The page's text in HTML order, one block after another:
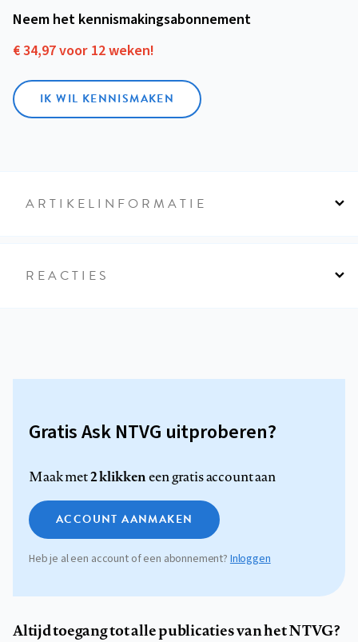
Neem het kennismakings­abonnement
€ 34,97 voor 12 weken!
IK WIL KENNISMAKEN
ARTIKELINFORMATIE
REACTIES
Gratis Ask NTVG uitproberen?
Maak met2 klikkeneen gratis account aan
ACCOUNT AANMAKEN
Heb je al een account of een abonnement?Inloggen
Altijd toegang tot alle publicaties van het NTVG?